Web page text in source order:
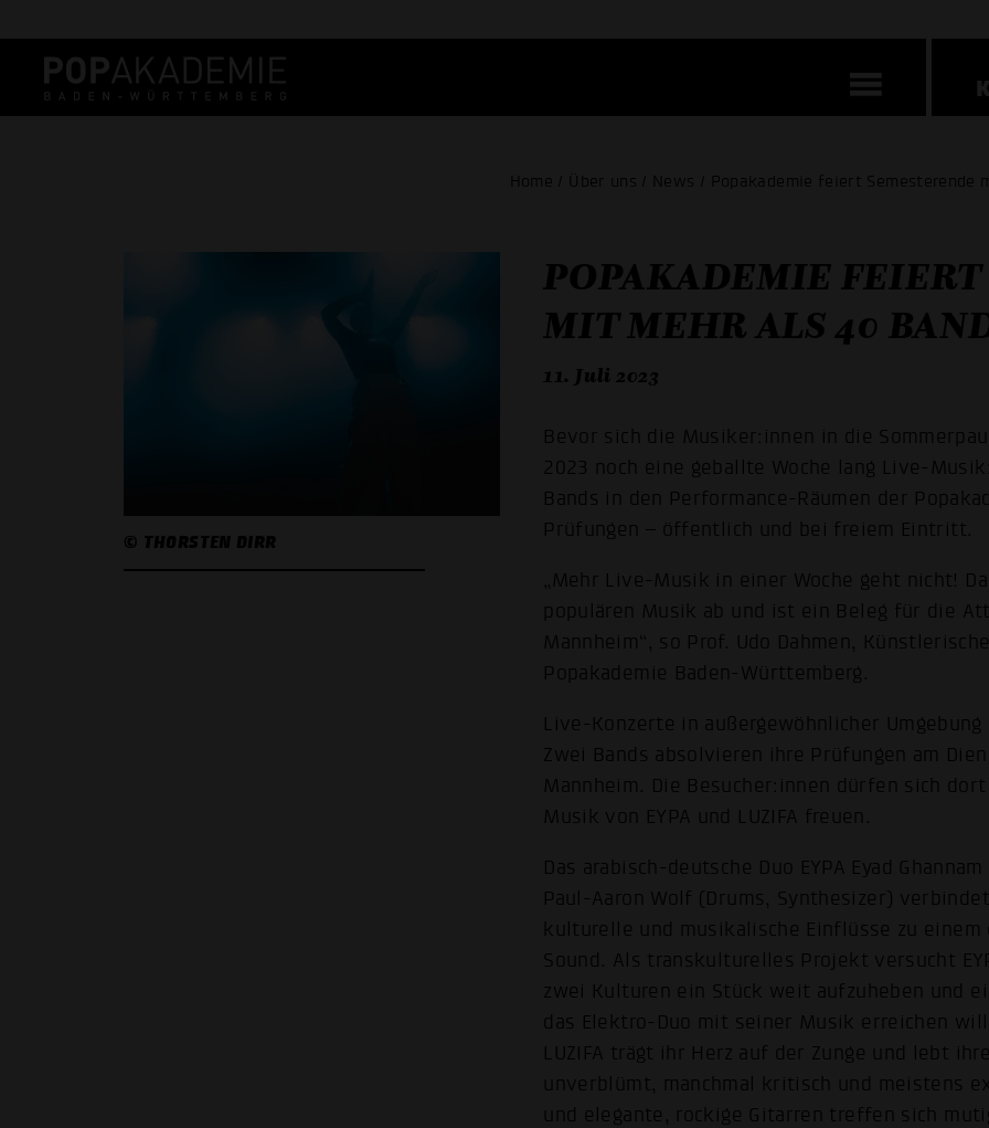
Home / Über uns / News / Popakademie feiert Semesterende
© THORSTEN DIRR
POPAKADEMIE
MIT MEHR ALS 40
11. Juli 2023
Bevor sich die Musiker:innen in die
2023 noch eine geballte Woche lang Live-
Bands in den Performance-Räumen der
Prüfungen – öffentlich und bei freiem Eintritt.
„Mehr Live-Musik in einer Woche geht nicht!
populären Musik ab und ist ein Beleg für die
Mannheim“, so Prof. Udo Dahmen,
Popakademie Baden-Württemberg.
Live-Konzerte in außergewöhnlicher Umgebung
Zwei Bands absolvieren ihre Prüfungen am
Mannheim. Die Besucher:innen dürfen sich
Musik von EYPA und LUZIFA freuen.
Das arabisch-deutsche Duo EYPA Eyad
Paul-Aaron Wolf (Drums, Synthesizer)
kulturelle und musikalische Einflüsse zu
Sound. Als transkulturelles Projekt versucht
zwei Kulturen ein Stück weit aufzuheben und
das Elektro-Duo mit seiner Musik erreichen
LUZIFA trägt ihr Herz auf der Zunge und lebt
unverblümt, manchmal kritisch und meistens
und elegante, rockige Gitarren treffen sich